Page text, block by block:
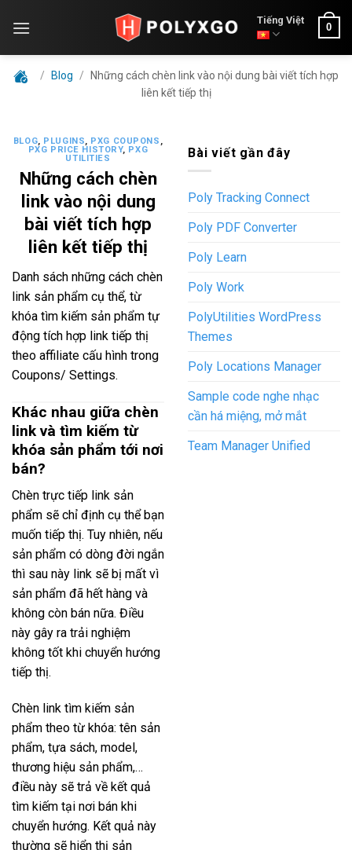
Tiếng Việt
0
/ Blog /
Những cách chèn link vào nội dung bài viết tích hợp
liên kết tiếp thị
BLOG, PLUGINS, PXG COUPONS ,
PXG PRICE HISTORY, PXG
UTILITIES
Những cách chèn
link vào nội dung
bài viết tích hợp
liên kết tiếp thị
Danh sách những cách chèn
link sản phẩm cụ thể, từ
khóa tìm kiếm sản phẩm tự
động tích hợp link tiếp thị
theo affiliate cấu hình trong
Coupons/ Settings.
Khác nhau giữa chèn
link và tìm kiếm từ
khóa sản phẩm tới nơi
bán?
Chèn trực tiếp link sản
phẩm sẽ chỉ định cụ thể bạn
muốn tiếp thị. Tuy nhiên, nếu
sản phẩm có dòng đời ngắn
thì sau này link sẽ bị mất vì
sản phẩm đã hết hàng và
không còn bán nữa. Điều
này gây ra trải nghiệm
không tốt khi chuyển hướng
tiếp thị.
Chèn link tìm kiếm sản
phẩm theo từ khóa: tên sản
phẩm, tựa sách, model,
thương hiệu sản phẩm,…
điều này sẽ trả về kết quả
tìm kiếm tại nơi bán khi
chuyển hướng. Kết quả này
thường sẽ hiển thị sản
Bài viết gần đây
Poly Tracking Connect
Poly PDF Converter
Poly Learn
Poly Work
PolyUtilities WordPress
Themes
Poly Locations Manager
Sample code nghe nhạc
cần há miệng, mở mắt
Team Manager Unified